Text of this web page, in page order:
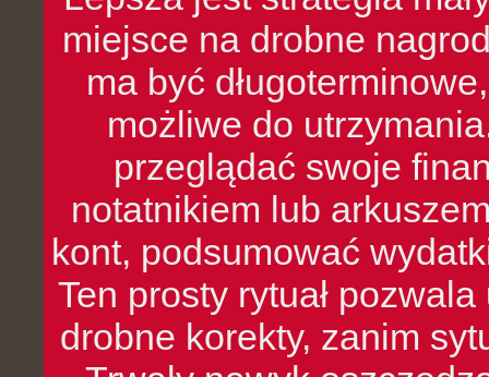
miejsce na drobne
ma być
możliwe do
przeglądać swoje
notatnikiem lub
kont, podsumować
Ten prosty rytuał
drobne korekty, zanim